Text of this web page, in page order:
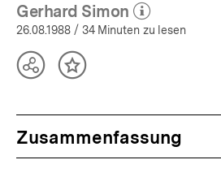
Gerhard Simon
(Mehr zum Autor)
öffnen
26.08.1988 / 34 Minuten zu lesen
TeilenInhalt
Zusammenfassung